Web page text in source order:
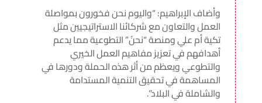
وأضاف الإبراهيم: “واليوم نحن فخورون بمواصلة
العمل والتعاون مع شركائنا الاستراتيجيين مثل
تكية أم علي ومنصة “نحنُ” التطوعية مما يدعم
أهدافهم في تعزيز مفاهيم العمل الخيري
والتطوعي ويعظم من أثر هذه الحملة ودورها في
المساهمة في تحقيق التنمية المستدامة
والشاملة في البلاد”.